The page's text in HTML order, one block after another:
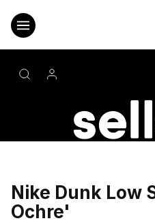
obsah
Nike Dunk Low
Ochre'